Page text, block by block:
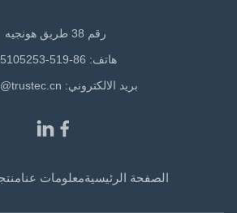
هاتف: 86-519-85105253
بريد الالكتروني:
الصفحة الرئيسيةمعلومات عنامنتجات